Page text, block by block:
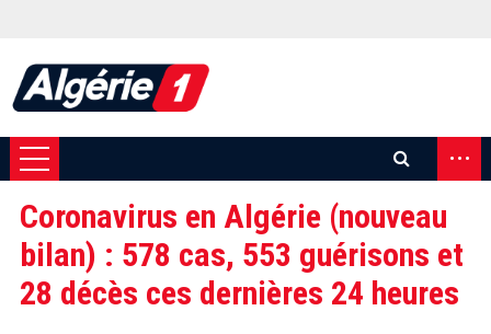
...
Coronavirus en Algérie (nouveau
bilan) : 578 cas, 553 guérisons et
28 décès ces dernières 24 heures